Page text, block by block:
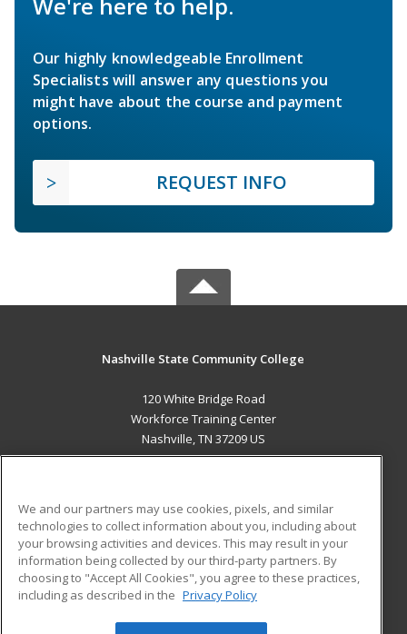
Our highly knowledgeable Enrollment
Specialists will answer any questions you
might have about the course and payment
options.
REQUEST INFO
Nashville State Community College
120 White Bridge Road
Workforce Training Center
Nashville, TN 37209 US
ADDITIONAL RESOURCES
Military
Financial Assistance
Help
Student Blog
We and our partners may use cookies, pixels, and similar
technologies to collect information about you, including about
your browsing activities and devices. This may result in your
information being collected by our third-party partners. By
choosing to "Accept All Cookies", you agree to these practices,
including as described in the Privacy Policy